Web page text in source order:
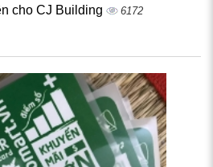
cho CJ Building 6172